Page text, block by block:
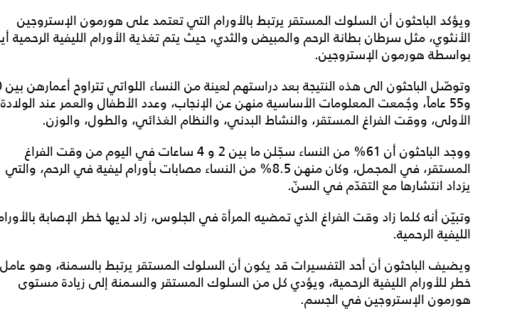
ويؤكد الباحثون أن السلوك المستقر يرتبط بالأورام التي تعتمد على هورمون الإستروجين
الأنثوي، مثل سرطان بطانة الرحم والمبيض والثدي، حيث يتم تغذية الأورام الليفية الرحمية
بواسطة هورمون الإستروجين.
وتوصّل
و55 عاماً، وجُمعت المعلومات الأساسية منهن عن الإنجاب، وعدد الأطفال والعمر عند الولادة
الأولى، ووقت الفراغ المستقر، والنشاط البدني، والنظام الغذائي، والطول، والوزن.
ووجد الباحثون أن 61% من النساء سجّلن ما بين 2 و 4 ساعات في اليوم من وقت الفراغ
المستقر، في المجمل، وكان منهن 8.5% من النساء مصابات بأورام ليفية في الرحم، والتي
يزداد انتشارها مع التقدّم في السنّ.
وتبيّن أنه كلما زاد وقت الفراغ الذي تمضيه المرأة في الجلوس، زاد لديها خطر الإصابة
الليفية الرحمية.
ويضيف الباحثون أن أحد التفسيرات قد يكون أن السلوك المستقر يرتبط بالسمنة، وهو عامل
خطر للأورام الليفية الرحمية، ويؤدي كل من السلوك المستقر والسمنة إلى زيادة مستوى
هورمون الإستروجين في الجسم.